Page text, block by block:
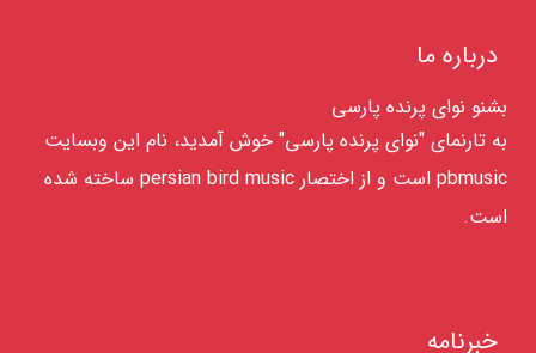
درباره ما
بشنو نوای پرنده پارسی
به تارنمای "نوای پرنده پارسی" خوش آمدید، نام این وبسایت
pbmusic است و از اختصار persian bird music ساخته شده
است.
خبرنامه